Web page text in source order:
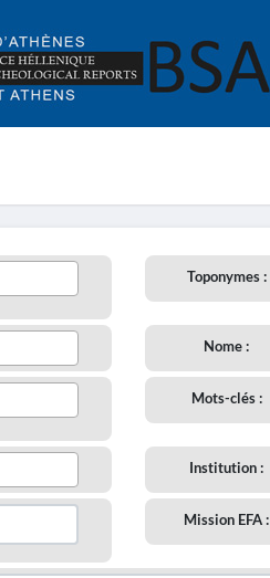
Toponymes :
Nome :
Mots-clés :
Institution :
Mission EFA :